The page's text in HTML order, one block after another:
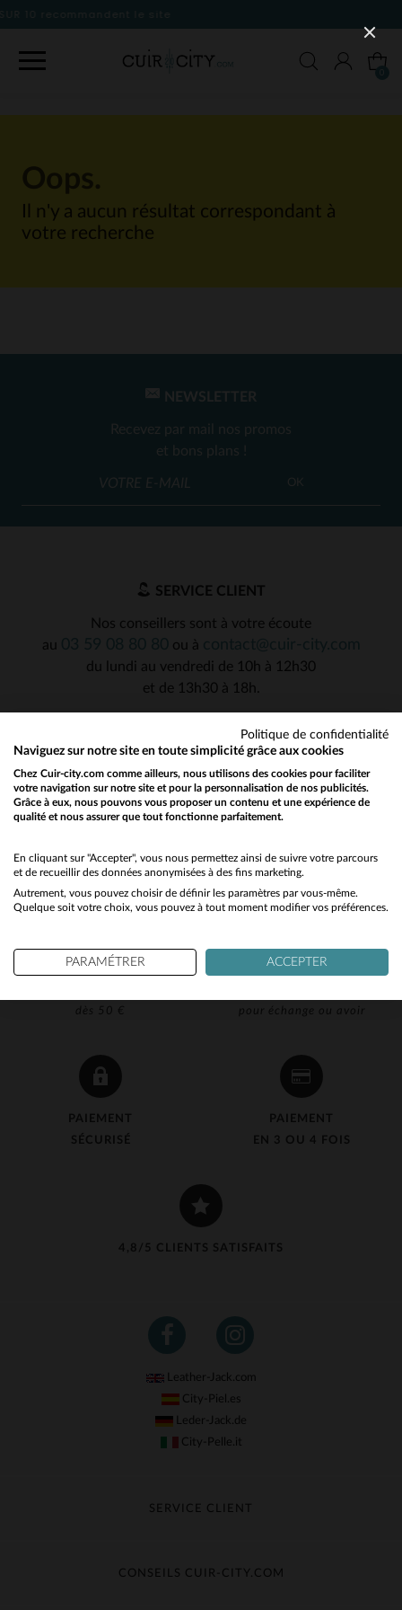
Il n'y a aucun résultat correspondant à
votre recherche
dès 50 €
pour échange ou avoir
PAIEMENT
SÉCURISÉ
PAIEMENT
EN 3 OU 4 FOIS
4,8/5 CLIENTS SATISFAITS
NEWSLETTER
Recevez par mail nos promos
et bons plans !
OK
SERVICE CLIENT
Nos conseillers sont à votre écoute
au
ou à
du lundi au vendredi de 10h à 12h30
et de 13h30 à 18h.
Leather-Jack.com
City-Piel.es
Leder-Jack.de
City-Pelle.it
SERVICE CLIENT
Échange & Remboursement
CONSEILS CUIR-CITY.COM
Would you like to be redirected to our English site?
No
Yes
Politique de confidentialité
Naviguez sur notre site en toute simplicité grâce aux cookies
Chez Cuir-city.com comme ailleurs, nous utilisons des cookies pour faciliter
votre navigation sur notre site et pour la personnalisation de nos publicités.
Grâce à eux, nous pouvons vous proposer un contenu et une expérience de
qualité et nous assurer que tout fonctionne parfaitement.
En cliquant sur "Accepter", vous nous permettez ainsi de suivre votre parcours
et de recueillir des données anonymisées à des fins marketing.
Autrement, vous pouvez choisir de définir les paramètres par vous-même.
Quelque soit votre choix, vous pouvez à tout moment modifier vos préférences.
PARAMÉTRER ACCEPTER